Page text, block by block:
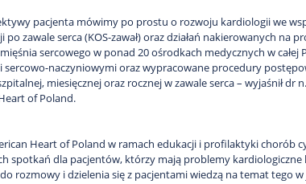
pacjenta mówimy po prostu o rozwoju kardiologii we
po zawale serca (KOS-zawał) oraz działań nakierowanych
sercowego w ponad 20 ośrodkach medycznych w
sercowo-naczyniowymi oraz wypracowane procedury
miesięcznej oraz rocznej w zawale serca – wyjaśnił dr
of Poland.
Heart of Poland w ramach edukacji i profilaktyki chorób
spotkań dla pacjentów, którzy mają problemy
rozmowy i dzielenia się z pacjentami wiedzą na temat tego